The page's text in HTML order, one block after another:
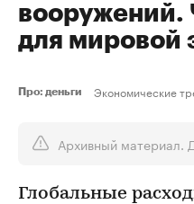
вооружений.
для мировой
Про: деньги Экономические
Архивный материал.
Глобальные